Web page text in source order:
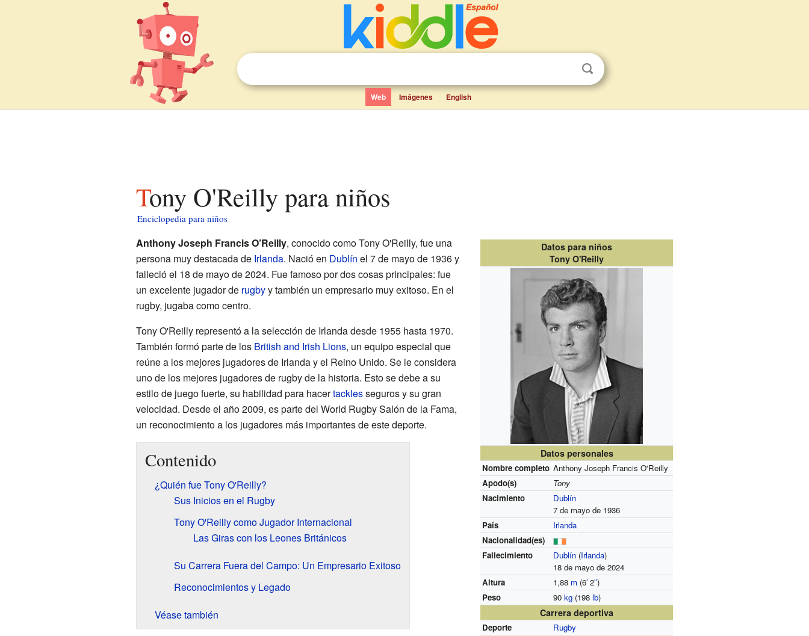
Web Imágenes English
Tony O'Reilly para niños
Enciclopedia para niños
Datos para niños
Tony O'Reilly
Datos personales
Nombre completo Anthony Joseph Francis O'Reilly
Apodo(s)
Tony
Nacimiento
Dublín
7 de mayo de 1936
País
Irlanda
Nacionalidad(es)
Fallecimiento
Dublín (Irlanda)
18 de mayo de 2024
Altura
1,88 m (6′ 2″)
Peso
90kg (198lb)
Carrera deportiva
Deporte Rugby
Anthony Joseph Francis O’Reilly, conocido como Tony O'Reilly, fue una
persona muy destacada de Irlanda. Nació en Dublín el 7 de mayo de 1936 y
falleció el 18 de mayo de 2024. Fue famoso por dos cosas principales: fue
un excelente jugador de rugbyy también un empresario muy exitoso. En el
rugby, jugaba como centro.
Tony O'Reilly representó a la selección de Irlanda desde 1955 hasta 1970.
También formó parte de los British and Irish Lions, un equipo especial que
reúne a los mejores jugadores de Irlanda y el Reino Unido. Se le considera
uno de los mejores jugadores de rugby de la historia. Esto se debe a su
estilo de juego fuerte, su habilidad para hacertacklesseguros y su gran
velocidad. Desde el año 2009, es parte del World Rugby Salón de la Fama,
un reconocimiento a los jugadores más importantes de este deporte.
Contenido
¿Quién fue Tony O'Reilly?
Sus Inicios en el Rugby
Tony O'Reilly como Jugador Internacional
Las Giras con los Leones Británicos
Su Carrera Fuera del Campo: Un Empresario Exitoso
Reconocimientos y Legado
Véase también